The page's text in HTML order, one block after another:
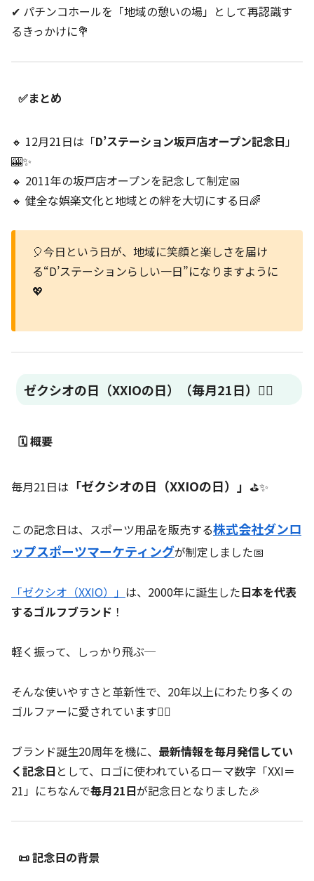
✔ パチンコホールを「地域の憩いの場」として再認識す
るきっかけに💐
✅まとめ
🔸 12月21日は「D’ステーション坂戸店オープン記念日 」
🎰✨
🔸 2011年の坂戸店オープンを記念して制定📅
🔸 健全な娯楽文化と地域との絆を大切にする日🌈
🎈今日という日が、地域に笑顔と楽しさを届け
る“D’ステーションらしい一日”になりますように
💖
ゼクシオの日（XXIOの日）（毎月21日）🏌️‍♂️
🗓️ 概要
毎月21日は 「ゼクシオの日（XXIOの日）」 ⛳✨
この記念日は、スポーツ用品を販売する株式会社ダンロ
ップスポーツマーケティングが制定しました📅
「ゼクシオ（XXIO）」 は、2000年に誕生した日本を代表
するゴルフブランド ！
軽く振って、しっかり飛ぶ─
そんな使いやすさと革新性で、20年以上にわたり多くの
ゴルファーに愛されています🏌️‍♀️
ブランド誕生20周年を機に、 最新情報を毎月発信してい
く記念日 として、ロゴに使われているローマ数字「XXI＝
21」にちなんで毎月21日が記念日となりました🎉
📜 記念日の背景